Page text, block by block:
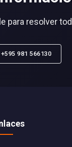
para resolver
+595 981 566130